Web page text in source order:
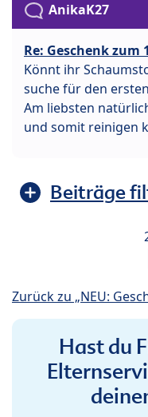
AnikaK27
Re: Geschenk zum
Könnt ihr
suche für den
Am liebsten
und somit reinigen
Beiträge
Zurück zu „NEU:
Hast du